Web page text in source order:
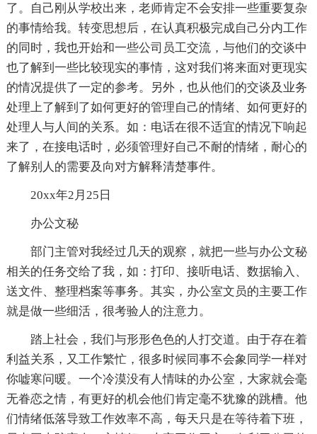
了。自己刚从学校出来，老师肯定不会安排一些重要复杂
的事情给我。转变思想后，在认真积极完成自己分内工作
的同时，我也开始和一些公司员工交流，与他们的交谈中
也了解到一些比较现实的事情，这对我们将来面对更现实
的情况提供了一定的参考。另外，也从他们的交谈及业务
处理上了解到了如何更好的管理自己的情绪、如何更好的
处理人与人间的关系。如：电话在很不适宜的情况下响起
来了，在接电话时，必须管理好自己不耐的情绪，耐心的
了解别人的需要及向对方解释清楚事件。
20xx年2月25日
办公文秘
部门主管对我经过几天的观察，就把一些与办公文秘
相关的任务交给了我，如：打印、接听电话、数据输入、
送文件、整理档案等事务。其实，办公室文员的主要工作
就是做一些细活，很考验人的注意力。
踏上社会，我们与形形色色的人打交道。由于存在着
利益关系，又工作繁忙，很多时候同事不会象同学一样对
你嘘寒问暖。一个冷漠没有人情味的办公室，大家就会毫
无眷恋之情，有更好的机会他们肯定毫不犹豫的跳槽。他
们情绪低落导致工作效率不高，每天只是在等待着下班，